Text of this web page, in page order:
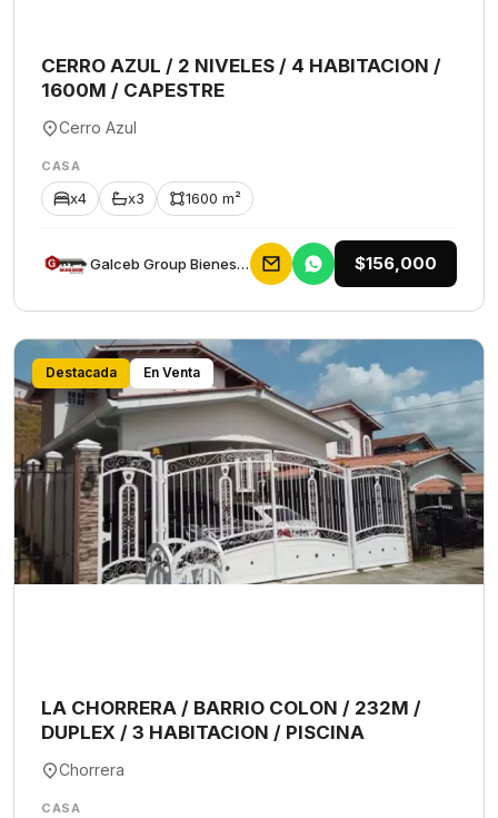
CERRO AZUL / 2 NIVELES / 4 HABITACION /
1600M / CAPESTRE
Cerro Azul
CASA
x4 x3 1600 m²
Galceb Group Bienes Raices $156,000
Destacada En Venta
LA CHORRERA / BARRIO COLON / 232M /
DUPLEX / 3 HABITACION / PISCINA
Chorrera
CASA